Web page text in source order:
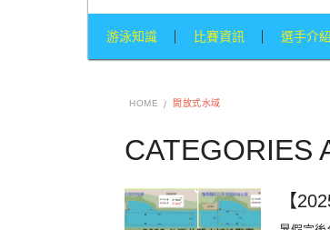
游泳知識 比賽資訊 選手介紹
HOME 開放式水域
CATEGORIES
【